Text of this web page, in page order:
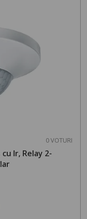
0 VOTURI
Ir, Relay 2-